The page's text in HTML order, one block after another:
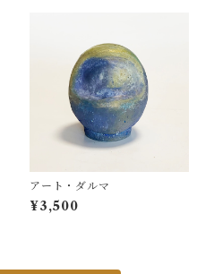
アート・ダルマ
¥3,500